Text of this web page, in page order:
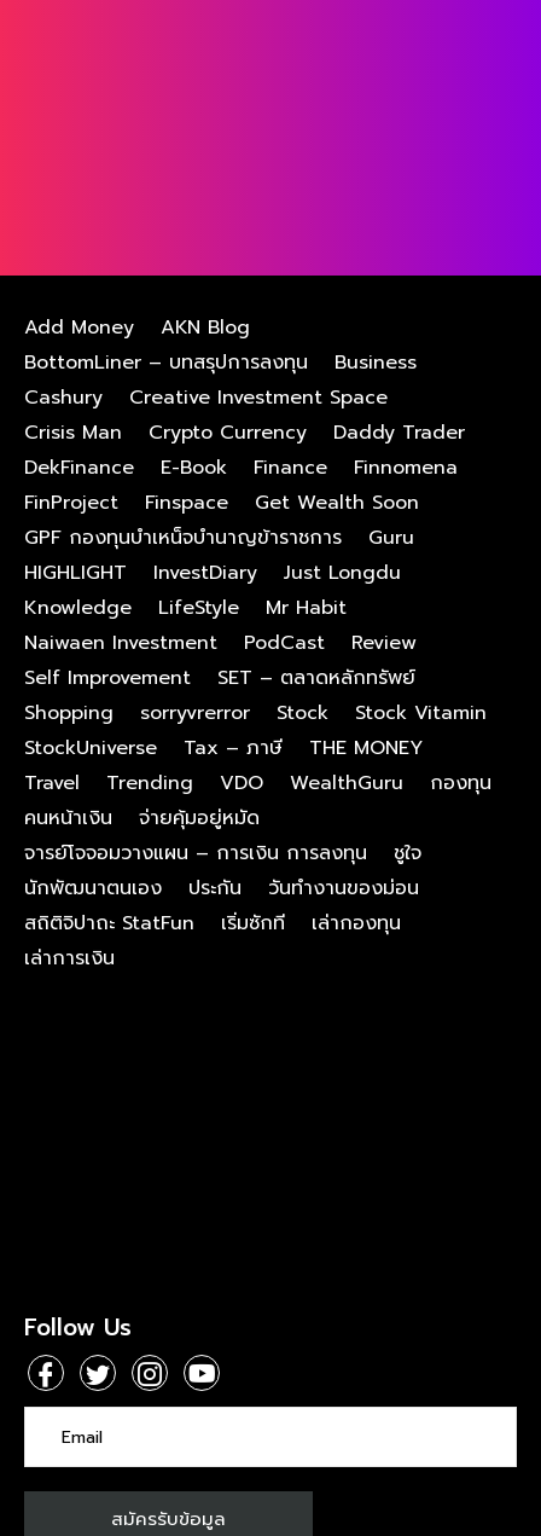
Add Money
AKN Blog
BottomLiner – บทสรุปการลงทุน
Business
Cashury
Creative Investment Space
Crisis Man
Crypto Currency
Daddy Trader
DekFinance
E-Book Finance
Finnomena
FinProject
Finspace
Get Wealth Soon
GPF กองทุนบําเหน็จบํานาญข้าราชการ
Guru
HIGHLIGHT
InvestDiary
Just Longdu
Knowledge
LifeStyle
Mr Habit
Naiwaen Investment
PodCast
Review
Self Improvement
SET – ตลาดหลักทรัพย์
Shopping
sorryvrerror Stock
Stock Vitamin
StockUniverse
Tax – ภาษี
THE MONEY
Travel
Trending VDO WealthGuru
กองทุน
คนหน้าเงิน
จ่ายคุ้มอยู่หมัด
จารย์โจจอมวางแผน – การเงิน การลงทุน
ชูใจ
นักพัฒนาตนเอง
ประกัน
วันทำงานของม่อน
สถิติจิปาถะ StatFun
เริ่มซักที
เล่ากองทุน
เล่าการเงิน
Follow Us